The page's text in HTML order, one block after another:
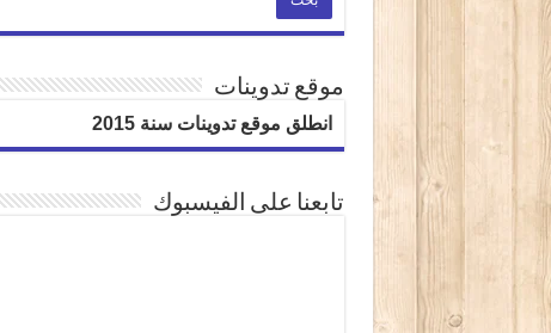
موقع تدوينات
انطلق موقع تدوينات سنة 2015
تابعنا على الفيسبوك